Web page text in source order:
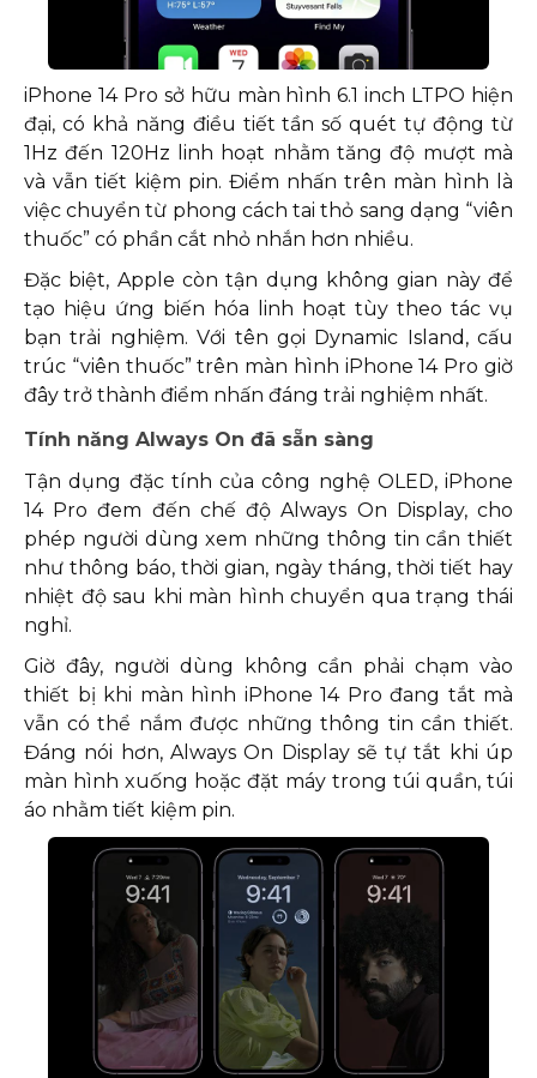
iPhone 14 Pro sở hữu màn hình 6.1 inch LTPO hiện
đại, có khả năng điều tiết tần số quét tự động từ
1Hz đến 120Hz linh hoạt nhằm tăng độ mượt mà
và vẫn tiết kiệm pin. Điểm nhấn trên màn hình là
việc chuyển từ phong cách tai thỏ sang dạng “viên
thuốc” có phần cắt nhỏ nhắn hơn nhiều.
Đặc biệt, Apple còn tận dụng không gian này để
tạo hiệu ứng biến hóa linh hoạt tùy theo tác vụ
bạn trải nghiệm. Với tên gọi Dynamic Island, cấu
trúc “viên thuốc” trên màn hình iPhone 14 Pro giờ
đây trở thành điểm nhấn đáng trải nghiệm nhất.
Tính năng Always On đã sẵn sàng
Tận dụng đặc tính của công nghệ OLED, iPhone
14 Pro đem đến chế độ Always On Display, cho
phép người dùng xem những thông tin cần thiết
như thông báo, thời gian, ngày tháng, thời tiết hay
nhiệt độ sau khi màn hình chuyển qua trạng thái
nghỉ.
Giờ đây, người dùng không cần phải chạm vào
thiết bị khi màn hình iPhone 14 Pro đang tắt mà
vẫn có thể nắm được những thông tin cần thiết.
Đáng nói hơn, Always On Display sẽ tự tắt khi úp
màn hình xuống hoặc đặt máy trong túi quần, túi
áo nhằm tiết kiệm pin.